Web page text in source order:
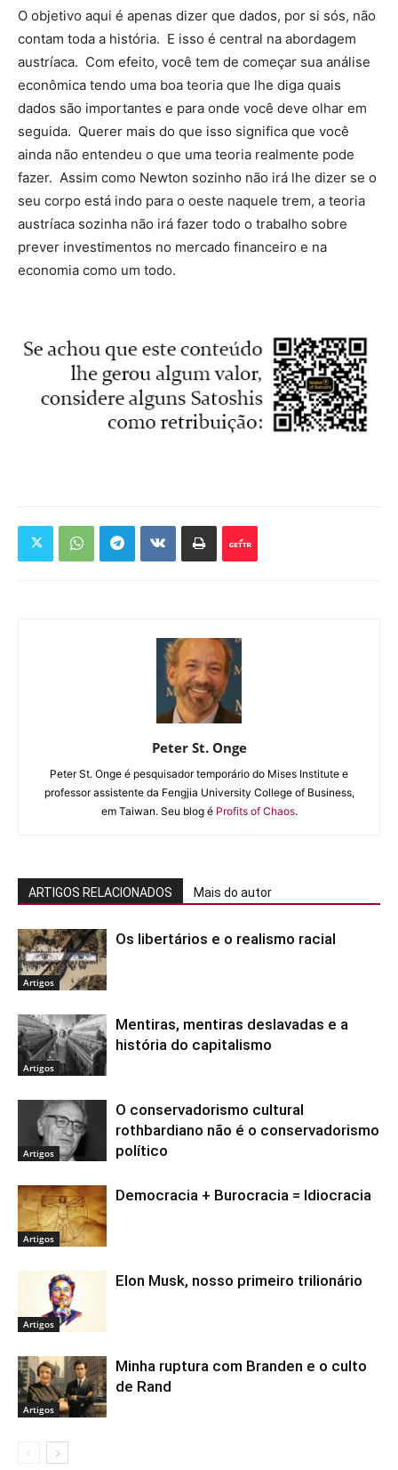
O objetivo aqui é apenas dizer que dados, por si sós, não
contam toda a história. E isso é central na abordagem
austríaca. Com efeito, você tem de começar sua análise
econômica tendo uma boa teoria que lhe diga quais
dados são importantes e para onde você deve olhar em
seguida. Querer mais do que isso significa que você
ainda não entendeu o que uma teoria realmente pode
fazer. Assim como Newton sozinho não irá lhe dizer se o
seu corpo está indo para o oeste naquele trem, a teoria
austríaca sozinha não irá fazer todo o trabalho sobre
prever investimentos no mercado financeiro e na
economia como um todo.
Peter St. Onge
Peter St. Onge é pesquisador temporário do Mises Institute e
professor assistente da Fengjia University College of Business,
em Taiwan. Seu blog é Profits of Chaos.
ARTIGOS RELACIONADOS Mais do autor
Artigos
Os libertários e o realismo racial
Artigos
Mentiras, mentiras deslavadas e a
história do capitalismo
Artigos
O conservadorismo cultural
rothbardiano não é o conservadorismo
político
Artigos
Democracia + Burocracia = Idiocracia
Artigos
Elon Musk, nosso primeiro trilionário
Artigos
Minha ruptura com Branden e o culto
de Rand